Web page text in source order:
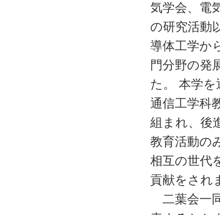
気学会、電
の研究活動
導体工学か
門分野の発
た。 本学を
通信工学科
組まれ、後
教育活動の
相互の世代
貢献をされ
二葉会一